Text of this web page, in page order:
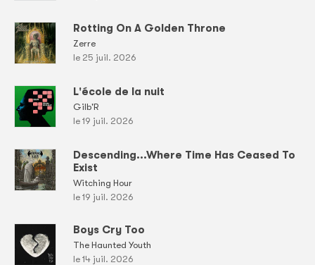
Rotting On A Golden Throne
Zerre
le 25 juil. 2026
L'école de la nuit
Gilb'R
le 19 juil. 2026
Descending...Where Time Has Ceased To
Exist
Witching Hour
le 19 juil. 2026
Boys Cry Too
The Haunted Youth
le 14 juil. 2026